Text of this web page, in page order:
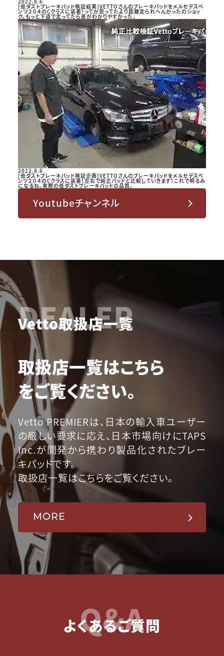
[低ダストブレーキパッド検証結果]VETTOさんのブレーキパッドをメルセデスベ
ンツ２０４のCクラスに装着！ってか思ってたより距離走られへんかったのショッ
ク。もっと下道で走ってたら差がわかりやすかった。
2022.8.6
[低ダストブレーキパッド検証企画]VETTOさんのブレーキパッドをメルセデスベ
ンツ２０４のCクラスに装着！左右で純正パッドと比較していきます！これで明るみ
になるね。実際の低ダストブレーキパッドの品質。
Youtubeチャンネル
DEALER
Vetto取扱店一覧
取扱店一覧はこちら
をご覧ください。
Vetto PREMIERは、日本の輸入車ユーザー
の厳しい要求に応え、日本市場向けにTAPS
Inc.が開発から携わり製品化されたブレー
キパッドです。
取扱店一覧はこちらをご覧ください。
MORE
Q&A
よくあるご質問